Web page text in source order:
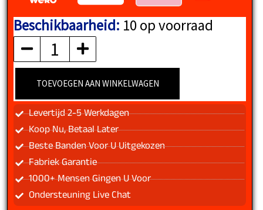
Beschikbaarheid: 10 op voorraad
MICHELIN
aantal
TOEVOEGEN AAN WINKELWAGEN
Levertijd 2-5 Werkdagen
Koop Nu, Betaal Later
Beste Banden Voor U Uitgekozen
Fabriek Garantie
1000+ Mensen Gingen U Voor
Ondersteuning Live Chat